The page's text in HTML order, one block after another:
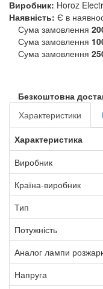
Виробник: Horoz
Наявність: Є в
Сума замовлення
Сума замовлення
Сума замовлення
Безкоштовна
Характеристики
Характеристика
Виробник
Країна-виробник
Тип
Потужність
Аналог лампи
Напруга